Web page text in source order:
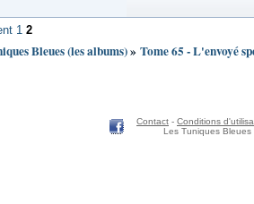
1 2
Bleues (les albums)» Tome 65 - L'envoyé
Contact - Conditions
Les Tuniques